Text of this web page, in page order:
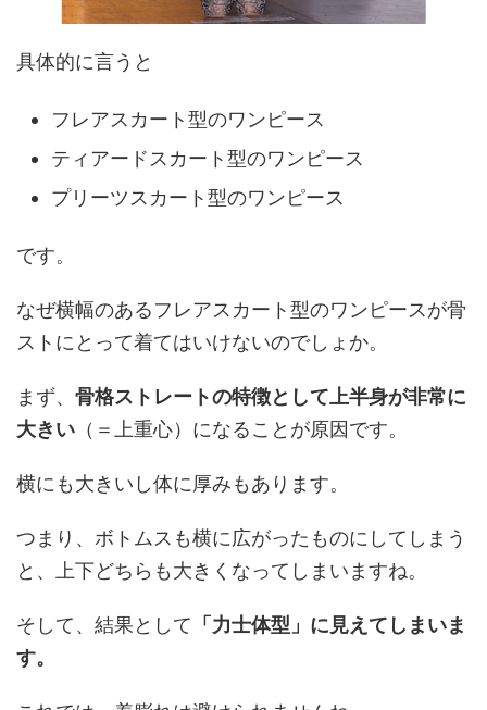
具体的に言うと
フレアスカート型のワンピース
ティアードスカート型のワンピース
プリーツスカート型のワンピース
です。
なぜ横幅のあるフレアスカート型のワンピースが骨
ストにとって着てはいけないのでしょか。
まず、 骨格ストレートの特徴として上半身が非常に
大きい （＝上重心）になることが原因です。
横にも大きいし体に厚みもあります。
つまり、ボトムスも横に広がったものにしてしまう
と、上下どちらも大きくなってしまいますね。
そして、結果として 「力士体型」に見えてしまいま
す。